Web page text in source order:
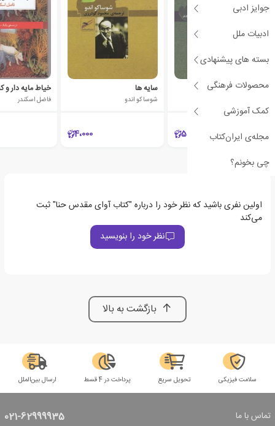
جوایز ادبی
ادبیات ملل
بسته های پیشنهادی
محصولات فرهنگی
کمک آموزشی
مجله‌ی ایران‌کتاب
چی بخونم؟
انتظار و دو داستان دیگر
5،000
سایه ها
شوساکو اندو
4،000
خیاط مایه دار
فاضل اسکندر
اولین نفری باشید که نظر خود را درباره "کتاب آوای مقدس حنا" ثبت
می‌کند
نظر خود را بنویسید
بازگشت به بالا
سلامت فیزیکی تحویل سریع پرداخت در 4 قسط ارسال بین‌الملل
تماس با ما 021-62999935